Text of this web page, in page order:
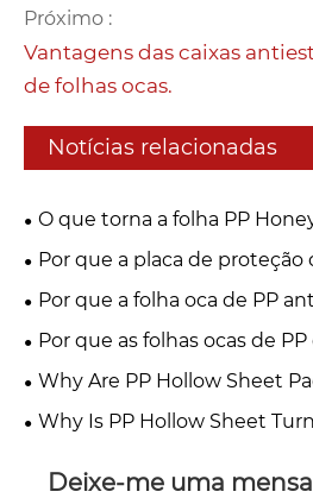
Próximo :
Vantagens das caixas
de folhas ocas.
Notícias relacionadas
O que torna a folha PP
para embalagens e
Por que a placa de proteção
para construções e reformas
Por que a folha oca de PP
para embalagens modernas
Por que as folhas ocas de
tornando essenciais nas
Why Are PP Hollow Sheet
Modern Packaging and
Why Is PP Hollow Sheet
Deixe-me uma